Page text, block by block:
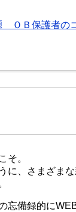
ＯＢ保護者の
そ。
に、さまざま
忘備録的に